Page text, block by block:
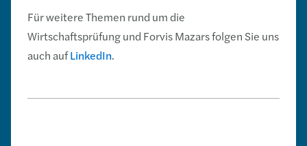
Für weitere Themen rund um die
Wirtschaftsprüfung und Forvis Mazars folgen Sie uns
auch aufLinkedIn.